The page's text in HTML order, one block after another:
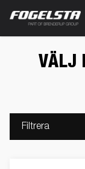
VÄLJ
Filtrera